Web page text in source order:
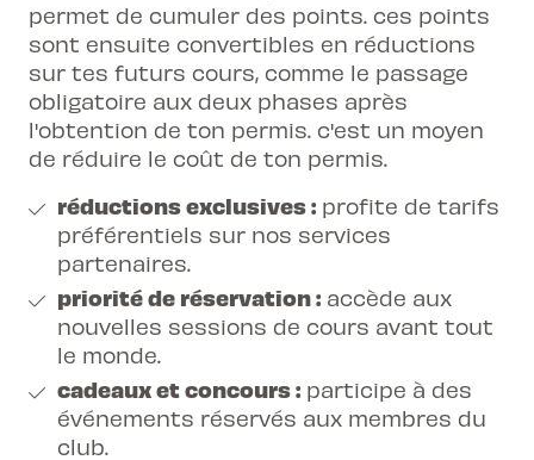
permet de cumuler des points. ces points
sont ensuite convertibles en réductions
sur tes futurs cours, comme le passage
obligatoire aux deux phases après
l'obtention de ton permis. c'est un moyen
de réduire le coût de ton permis.
réductions exclusives : profite de tarifs
préférentiels sur nos services
partenaires.
priorité de réservation : accède aux
nouvelles sessions de cours avant tout
le monde.
cadeaux et concours : participe à des
événements réservés aux membres du
club.